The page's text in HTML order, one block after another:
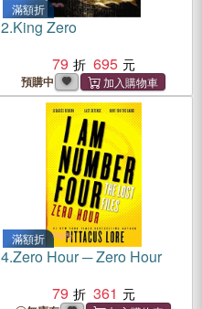
滿額折
2.King Zero
79
695
預購中
滿額折
4.Zero Hour ─ Zero Hour
79
361